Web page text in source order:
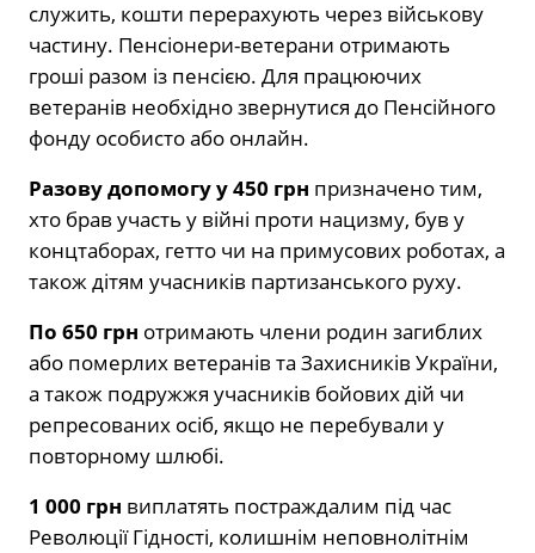
служить, кошти перерахують через військову
частину. Пенсіонери-ветерани отримають
гроші разом із пенсією. Для працюючих
ветеранів необхідно звернутися до Пенсійного
фонду особисто або онлайн.
Разову допомогу у 450 грн призначено тим,
хто брав участь у війні проти нацизму, був у
концтаборах, гетто чи на примусових роботах, а
також дітям учасників партизанського руху.
По 650 грн отримають члени родин загиблих
або померлих ветеранів та Захисників України,
а також подружжя учасників бойових дій чи
репресованих осіб, якщо не перебували у
повторному шлюбі.
1 000 грн виплатять постраждалим під час
Революції Гідності, колишнім неповнолітнім